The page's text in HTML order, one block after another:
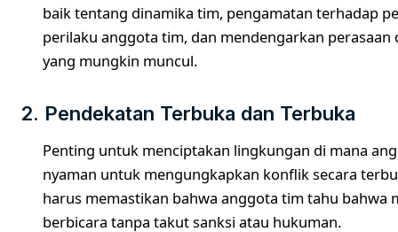
baik tentang dinamika tim, pengamatan terhadap
perilaku anggota tim, dan mendengarkan perasaan
yang mungkin muncul.
2. Pendekatan Terbuka dan Terbuka
Penting untuk menciptakan lingkungan di mana
nyaman untuk mengungkapkan konflik secara
harus memastikan bahwa anggota tim tahu bahwa
berbicara tanpa takut sanksi atau hukuman.